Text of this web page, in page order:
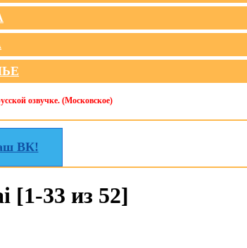
озвучке. (Московское)
ВК!
[1-33 из 52]